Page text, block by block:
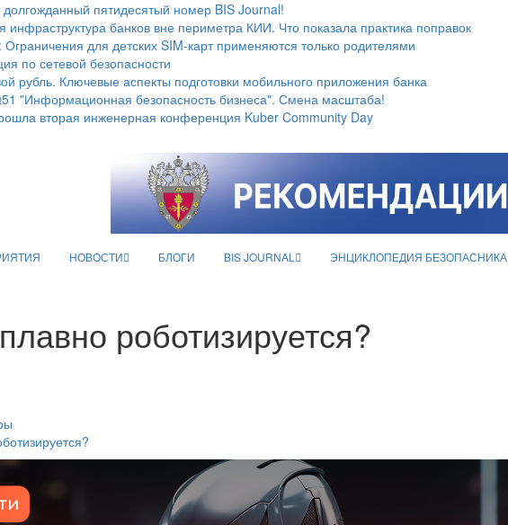
пятидесятый номер BIS Journal!
инфраструктура банков вне периметра КИИ. Что показала практика поправок
для детских SIM-карт применяются только родителями
по сетевой безопасности
рубль. Ключевые аспекты подготовки мобильного приложения банка
"Информационная безопасность бизнеса". Смена масштаба!
вторая инженерная конференция Kuber Community Day
НОВОСТИ БЛОГИ BIS JOURNAL ЭНЦИКЛОПЕДИЯ БЕЗОПАСНИКА
роботизируется?